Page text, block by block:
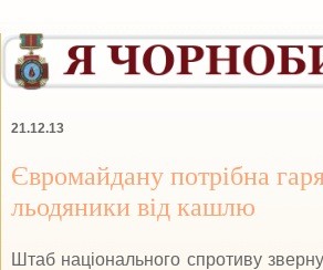
21.12.13
Євромайдану потрібна
льодяники від кашлю
Штаб національного спротиву